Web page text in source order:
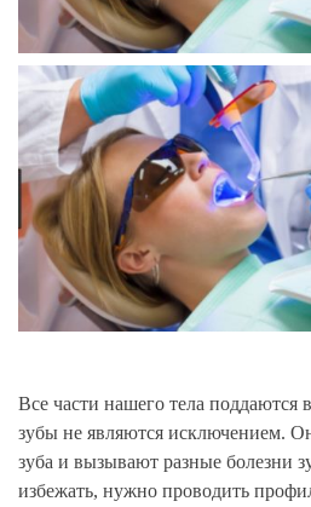
Все части нашего тела поддаются
зубы не являются исключением.
зуба и вызывают разные болезни
избежать, нужно проводить